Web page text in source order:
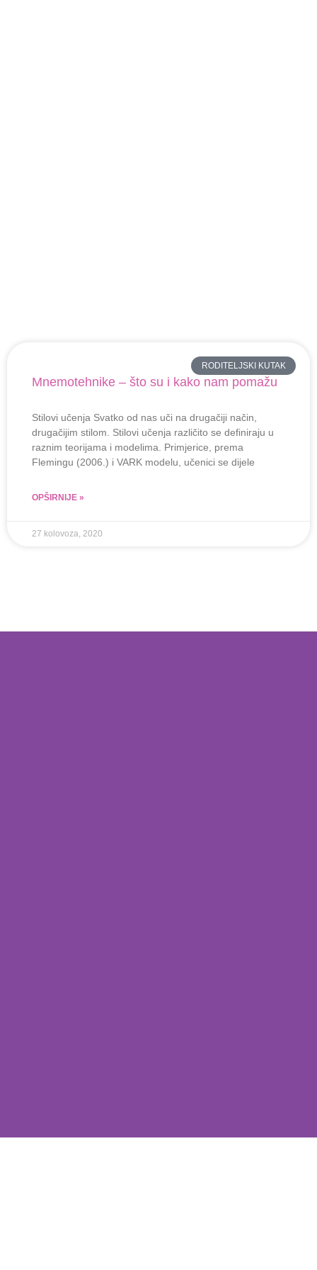
RODITELJSKI KUTAK
Mnemotehnike – što su i kako nam pomažu
Stilovi učenja Svatko od nas uči na drugačiji način,
drugačijim stilom. Stilovi učenja različito se definiraju u
raznim teorijama i modelima. Primjerice, prema
Flemingu (2006.) i VARK modelu, učenici se dijele
OPŠIRNIJE »
27 kolovoza, 2020